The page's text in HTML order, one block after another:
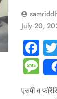
July 20,
एसपी व